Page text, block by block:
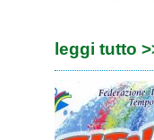
leggi tutto